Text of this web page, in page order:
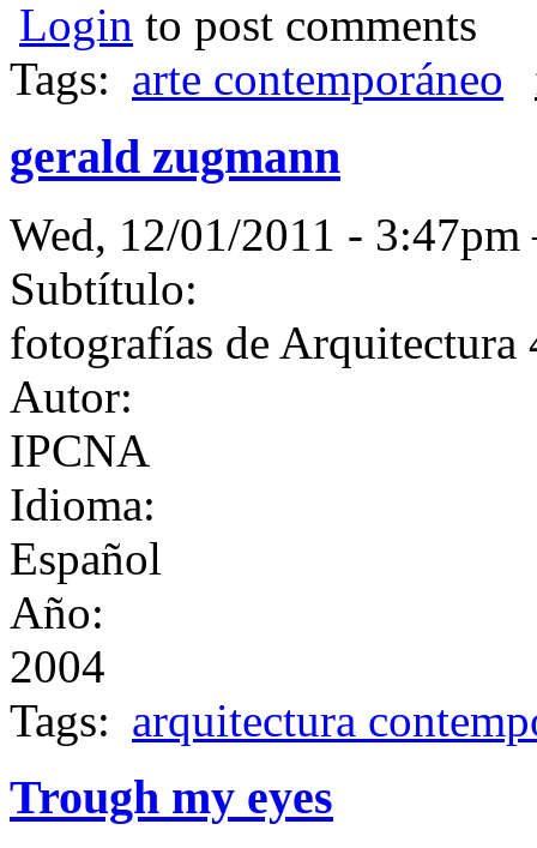
Login to post comments
Tags: arte contemporáneo
gerald zugmann
Wed, 12/01/2011 -
Subtítulo:
fotografías de Arquitectura
Autor:
IPCNA
Idioma:
Español
Año:
2004
Tags: arquitectura
Trough my eyes